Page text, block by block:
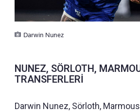
Darwin Nunez
NUNEZ, SÖRLOTH,
TRANSFERLERİ
Darwin Nunez, Sörloth,